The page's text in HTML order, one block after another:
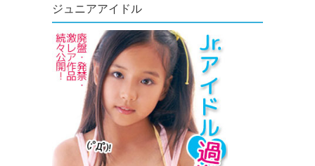
ジュニアアイドル